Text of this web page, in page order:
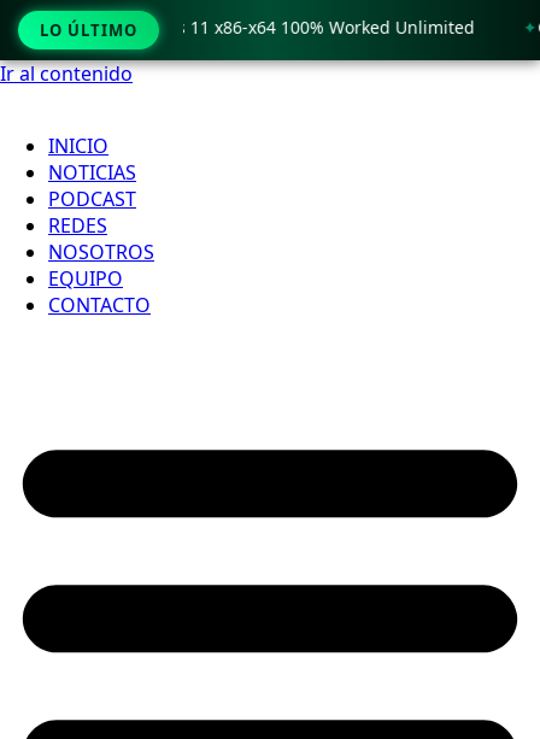
Ir al contenido
INICIO
NOTICIAS
PODCAST
REDES
NOSOTROS
EQUIPO
CONTACTO
LO ÚLTIMO
only Windows 11 x86-x64 100% Worked Unlimited